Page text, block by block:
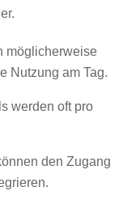
möglicherweise
Nutzung am Tag.
werden oft pro
den Zugang